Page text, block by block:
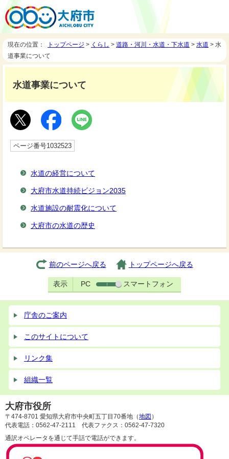
現在の位置： トップページ > くらし > 道路・河川・水道・下水道 > 水道 > 水
道事業について
水道事業について
ページ番号1032523
水道の経営について
大府市水道持続ビジョン2035
水道施設の耐震化について
大府市の水道の歴史
前のページへ戻る トップページへ戻る
表示 PC スマートフォン
庁舎のご案内
このサイトについて
リンク集
組織一覧
大府市役所
〒474-8701 愛知県大府市中央町五丁目70番地（地図 ）
代表電話：0562-47-2111 代表ファクス：0562-47-7320
通訳オペレータを通じて手話で電話ができます。